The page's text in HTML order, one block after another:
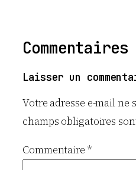
Commentaires
Laisser un
Votre adresse e-mail ne
champs obligatoires
Commentaire *